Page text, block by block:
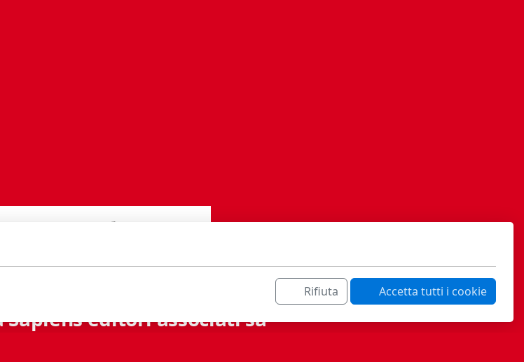
Sapiens editori associati sa
Rifiuta Accetta tutti i cookie